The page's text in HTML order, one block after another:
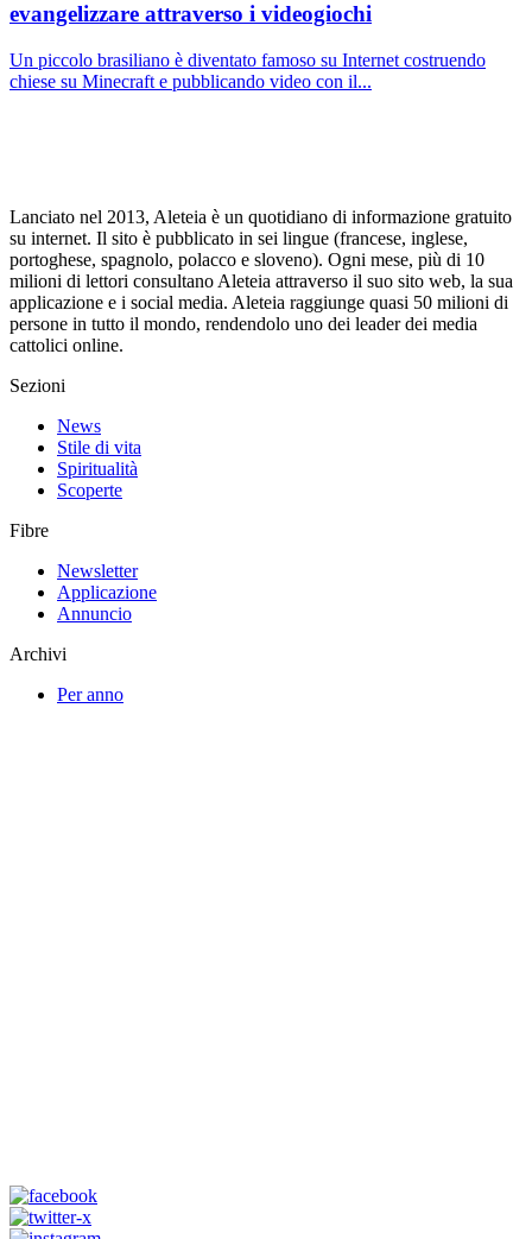
evangelizzare attraverso i videogiochi
Un piccolo brasiliano è diventato famoso su Internet costruendo
chiese su Minecraft e pubblicando video con il...
Lanciato nel 2013, Aleteia è un quotidiano di informazione gratuito
su internet. Il sito è pubblicato in sei lingue (francese, inglese,
portoghese, spagnolo, polacco e sloveno). Ogni mese, più di 10
milioni di lettori consultano Aleteia attraverso il suo sito web, la sua
applicazione e i social media. Aleteia raggiunge quasi 50 milioni di
persone in tutto il mondo, rendendolo uno dei leader dei media
cattolici online.
Sezioni
News
Stile di vita
Spiritualità
Scoperte
Fibre
Newsletter
Applicazione
Annuncio
Archivi
Per anno